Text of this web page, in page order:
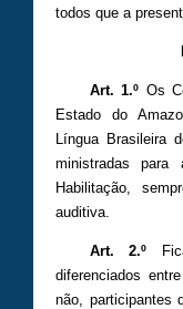
todos que a
Art. 1.º Os
Estado do
Língua Brasileira
ministradas para
Habilitação,
auditiva.
Art. 2.º
diferenciados
não, participantes